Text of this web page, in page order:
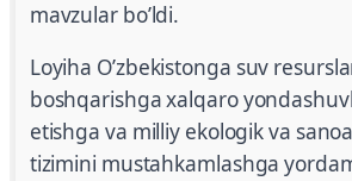
mavzular bo’ldi.
Loyiha O’zbekistonga suv
boshqarishga xalqaro
etishga va milliy ekologik va
tizimini mustahkamlashga